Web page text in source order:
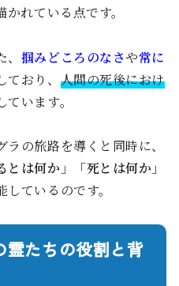
かれている点です。
掴みどころのなさや常に
ており、 人間の死後におけ
ています。
の旅路を導くと同時に、
とは何か」「死とは何か」
ているのです。
霊たちの役割と背